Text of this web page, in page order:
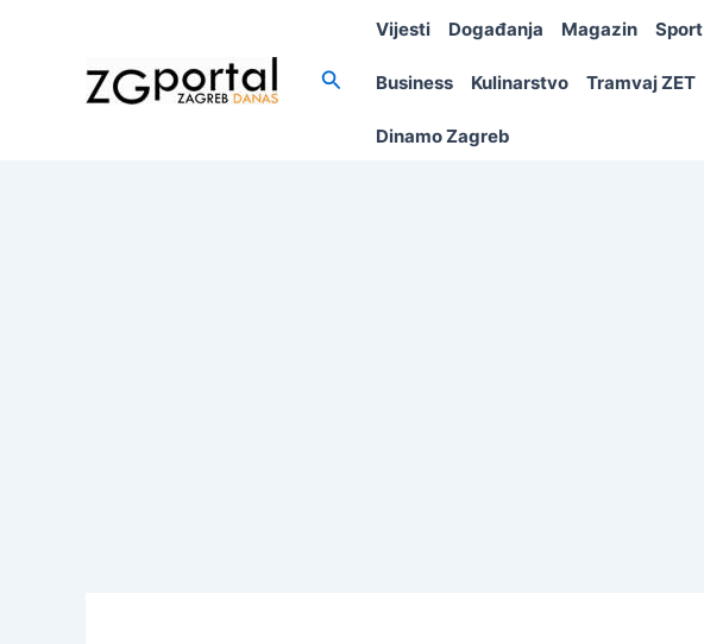
Search
Vijesti Događanja Magazin Sport
Business Kulinarstvo Tramvaj ZET
Dinamo Zagreb